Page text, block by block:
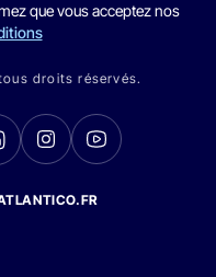
que vous acceptez nos
droits réservés.